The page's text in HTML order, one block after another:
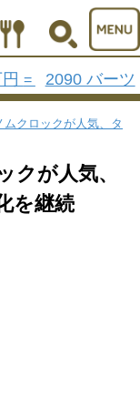
= 2090 バーツ
クロックが人気、タ
クが人気、
を継続